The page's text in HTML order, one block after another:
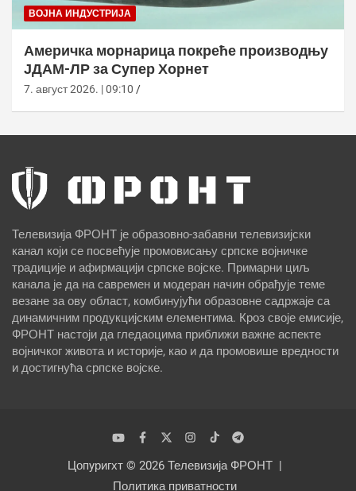
ВОЈНА ИНДУСТРИЈА
Америчка морнарица покреће производњу
ЈДАМ-ЛР за Супер Хорнет
7. август 2026. | 09:10
Телевизија ФРОНТ је образовно-забавни телевизијски
канал који се посвећује промовисању српске војничке
традиције и афирмацији српске војске. Примарни циљ
канала је да на савремен и модеран начин обрађује теме
везане за ову област, комбинујући образовне садржаје са
динамичним продукцијским елементима. Кроз своје емисије,
ФРОНТ настоји да гледаоцима приближи важне аспекте
војничког живота и историје, као и да промовише вредности
и достигнућа српске војске.
Цопyригхт © 2026 Телевизија ФРОНТ
Политика приватности